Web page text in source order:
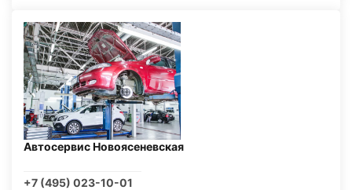
Автосервис Новоясеневская
+7 (495) 023-10-01